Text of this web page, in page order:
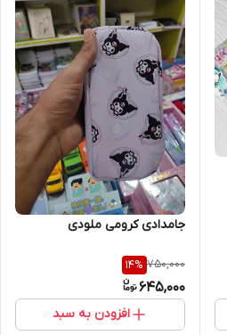
جامدادی کرومی ملودی
750,000
14%
645,000
افزودن به سبد